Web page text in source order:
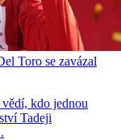
Toro se zavázal
kdo jednou
Tadeji